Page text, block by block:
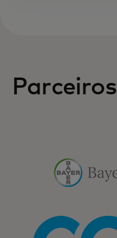
Parceiros